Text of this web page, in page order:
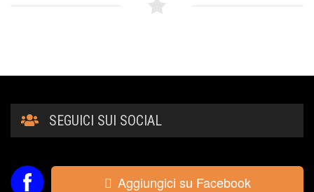
SEGUICI SUI SOCIAL
Aggiungici su Facebook